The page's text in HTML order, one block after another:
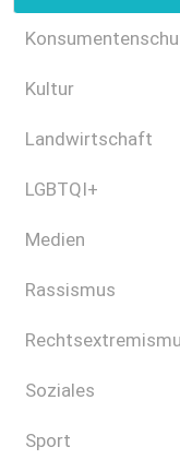
Kultur
Landwirtschaft
LGBTQI+
Medien
Rassismus
Soziales
Sport